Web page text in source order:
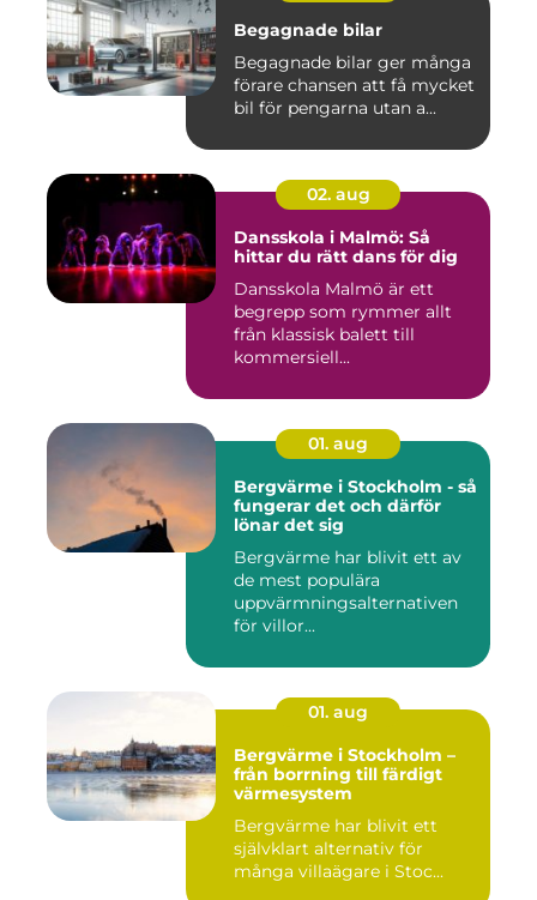
Begagnade bilar
Begagnade bilar ger många
förare chansen att få mycket
bil för pengarna utan a...
02. aug
Dansskola i Malmö: Så
hittar du rätt dans för dig
Dansskola Malmö är ett
begrepp som rymmer allt
från klassisk balett till
kommersiell...
01. aug
Bergvärme i Stockholm - så
fungerar det och därför
lönar det sig
Bergvärme har blivit ett av
de mest populära
uppvärmningsalternativen
för villor...
01. aug
Bergvärme i Stockholm –
från borrning till färdigt
värmesystem
Bergvärme har blivit ett
självklart alternativ för
många villaägare i Stoc...